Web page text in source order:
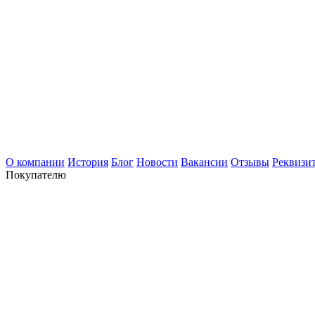
О компании История Блог Новости Вакансии Отзывы
Покупателю